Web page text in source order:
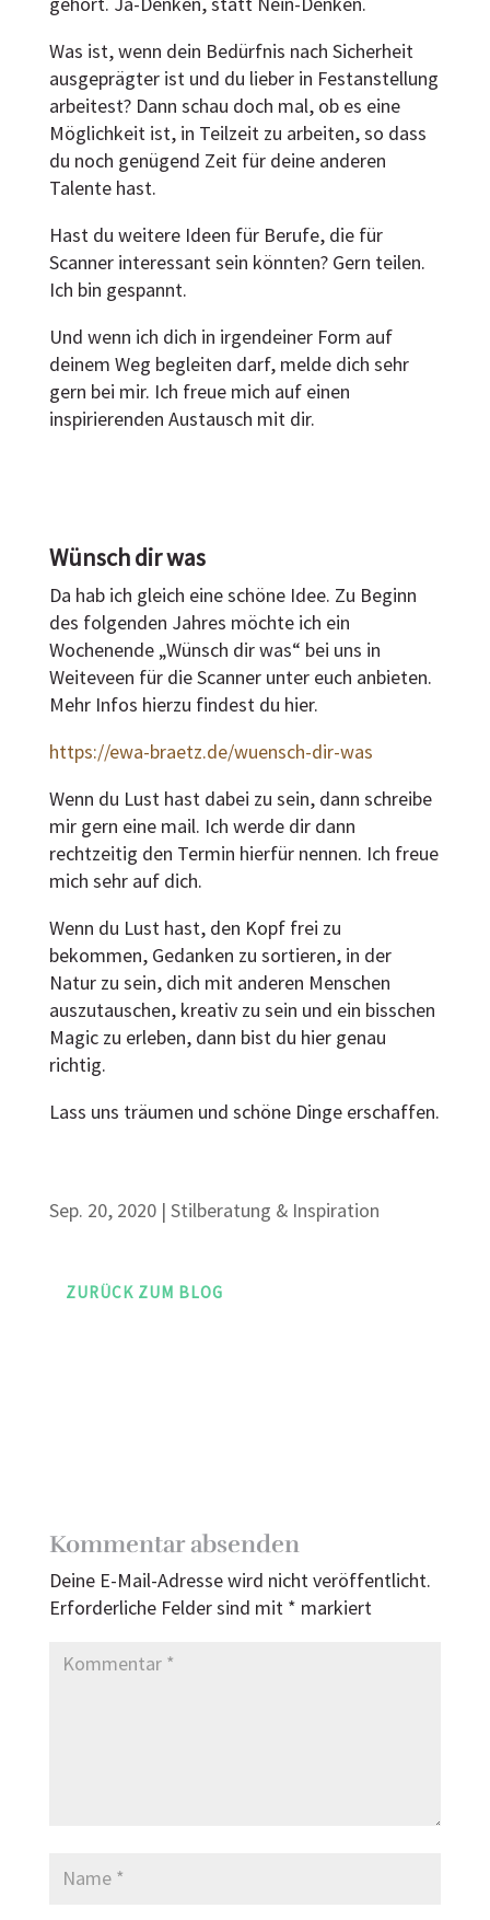
gehört. Ja-Denken, statt Nein-Denken.
Was ist, wenn dein Bedürfnis nach Sicherheit
ausgeprägter ist und du lieber in Festanstellung
arbeitest? Dann schau doch mal, ob es eine
Möglichkeit ist, in Teilzeit zu arbeiten, so dass
du noch genügend Zeit für deine anderen
Talente hast.
Hast du weitere Ideen für Berufe, die für
Scanner interessant sein könnten? Gern teilen.
Ich bin gespannt.
Und wenn ich dich in irgendeiner Form auf
deinem Weg begleiten darf, melde dich sehr
gern bei mir. Ich freue mich auf einen
inspirierenden Austausch mit dir.
Wünsch dir was
Da hab ich gleich eine schöne Idee. Zu Beginn
des folgenden Jahres möchte ich ein
Wochenende „Wünsch dir was“ bei uns in
Weiteveen für die Scanner unter euch anbieten.
Mehr Infos hierzu findest du hier.
https://ewa-braetz.de/wuensch-dir-was
Wenn du Lust hast dabei zu sein, dann schreibe
mir gern eine mail. Ich werde dir dann
rechtzeitig den Termin hierfür nennen. Ich freue
mich sehr auf dich.
Wenn du Lust hast, den Kopf frei zu
bekommen, Gedanken zu sortieren, in der
Natur zu sein, dich mit anderen Menschen
auszutauschen, kreativ zu sein und ein bisschen
Magic zu erleben, dann bist du hier genau
richtig.
Lass uns träumen und schöne Dinge erschaffen.
Sep. 20, 2020| Stilberatung & Inspiration
ZURÜCK ZUM BLOG
Kommentar absenden
Deine E-Mail-Adresse wird nicht veröffentlicht.
Erforderliche Felder sind mit * markiert